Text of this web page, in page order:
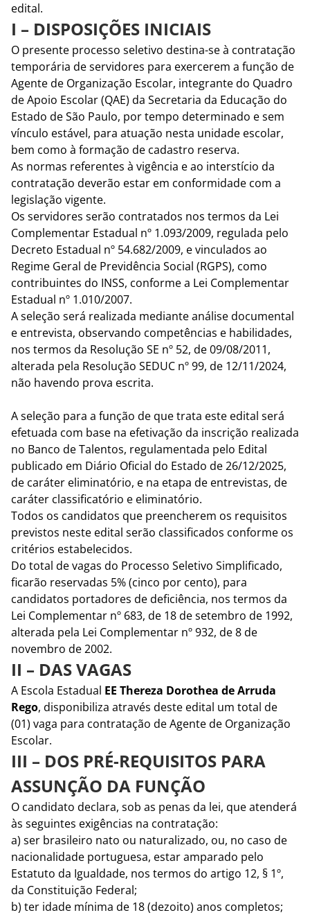
edital.
I – DISPOSIÇÕES INICIAIS
O presente processo seletivo destina-se à contratação
temporária de servidores para exercerem a função de
Agente de Organização Escolar, integrante do Quadro
de Apoio Escolar (QAE) da Secretaria da Educação do
Estado de São Paulo, por tempo determinado e sem
vínculo estável, para atuação nesta unidade escolar,
bem como à formação de cadastro reserva.
As normas referentes à vigência e ao interstício da
contratação deverão estar em conformidade com a
legislação vigente.
Os servidores serão contratados nos termos da Lei
Complementar Estadual nº 1.093/2009, regulada pelo
Decreto Estadual nº 54.682/2009, e vinculados ao
Regime Geral de Previdência Social (RGPS), como
contribuintes do INSS, conforme a Lei Complementar
Estadual nº 1.010/2007.
A seleção será realizada mediante análise documental
e entrevista, observando competências e habilidades,
nos termos da Resolução SE nº 52, de 09/08/2011,
alterada pela Resolução SEDUC nº 99, de 12/11/2024,
não havendo prova escrita.
A seleção para a função de que trata este edital será
efetuada com base na efetivação da inscrição realizada
no Banco de Talentos, regulamentada pelo Edital
publicado em Diário Oficial do Estado de 26/12/2025,
de caráter eliminatório, e na etapa de entrevistas, de
caráter classificatório e eliminatório.
Todos os candidatos que preencherem os requisitos
previstos neste edital serão classificados conforme os
critérios estabelecidos.
Do total de vagas do Processo Seletivo Simplificado,
ficarão reservadas 5% (cinco por cento), para
candidatos portadores de deficiência, nos termos da
Lei Complementar nº 683, de 18 de setembro de 1992,
alterada pela Lei Complementar nº 932, de 8 de
novembro de 2002.
II – DAS VAGAS
A Escola Estadual EE Thereza Dorothea de Arruda
Rego, disponibiliza através deste edital um total de
(01) vaga para contratação de Agente de Organização
Escolar.
III – DOS PRÉ-REQUISITOS PARA
ASSUNÇÃO DA FUNÇÃO
O candidato declara, sob as penas da lei, que atenderá
às seguintes exigências na contratação:
a) ser brasileiro nato ou naturalizado, ou, no caso de
nacionalidade portuguesa, estar amparado pelo
Estatuto da Igualdade, nos termos do artigo 12, § 1º,
da Constituição Federal;
b) ter idade mínima de 18 (dezoito) anos completos;